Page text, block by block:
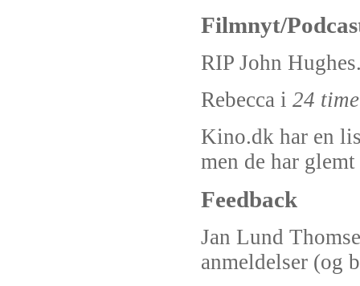
Filmnyt/
RIP John
Rebecca i 24
Kino.dk har en
men de har
Feedback
Jan Lund
anmeldelser (og